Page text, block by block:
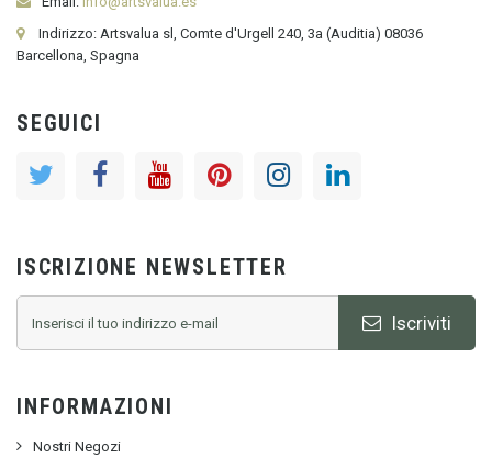
Indirizzo: Artsvalua sl, Comte d'Urgell 240, 3a (Auditia) 08036
Barcellona, Spagna
SEGUICI
ISCRIZIONE NEWSLETTER
Iscriviti
INFORMAZIONI
Nostri Negozi